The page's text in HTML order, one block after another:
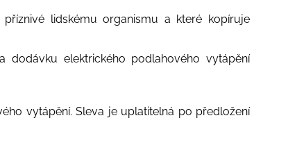
lidskému organismu a které kopíruje
dodávku elektrického podlahového vytápění
vytápění. Sleva je uplatitelná po předložení